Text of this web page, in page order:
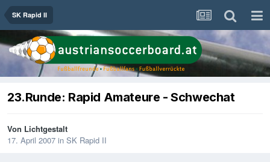
SK Rapid II
23.Runde: Rapid Amateure - Schwechat
Von Lichtgestalt
17. April 2007 in SK Rapid II